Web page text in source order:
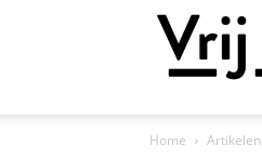
Vrij
Links
Home Artikelen